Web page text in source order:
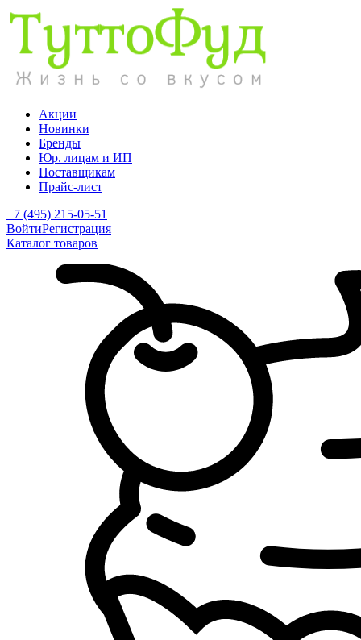
Акции
Новинки
Бренды
Юр. лицам и ИП
Поставщикам
Прайс-лист
+7 (495) 215-05-51
ВойтиРегистрация
Каталог товаров